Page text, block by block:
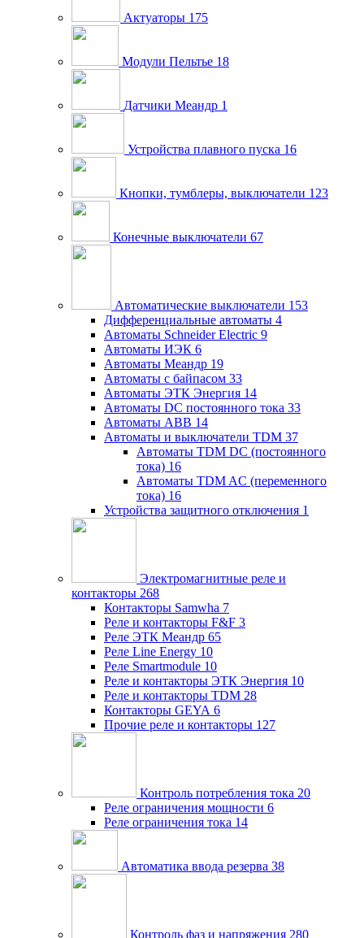
Актуаторы 175
Модули Пельтье 18
Датчики Меандр 1
Устройства плавного пуска 16
Кнопки, тумблеры, выключатели 123
Конечные выключатели 67
Автоматические выключатели 153
Дифференциальные автоматы 4
Автоматы Schneider Electric 9
Автоматы ИЭК 6
Автоматы Меандр 19
Автоматы с байпасом 33
Автоматы ЭТК Энергия 14
Автоматы DC постоянного тока 33
Автоматы ABB 14
Автоматы и выключатели TDM 37
Автоматы TDM DC (постоянного
тока) 16
Автоматы TDM AC (переменного
тока) 16
Устройства защитного отключения 1
Электромагнитные реле и
контакторы 268
Контакторы Samwha 7
Реле и контакторы F&F 3
Реле ЭТК Меандр 65
Реле Line Energy 10
Реле Smartmodule 10
Реле и контакторы ЭТК Энергия 10
Реле и контакторы TDM 28
Контакторы GEYA 6
Прочие реле и контакторы 127
Контроль потребления тока 20
Реле ограничения мощности 6
Реле ограничения тока 14
Автоматика ввода резерва 38
Контроль фаз и напряжения 280